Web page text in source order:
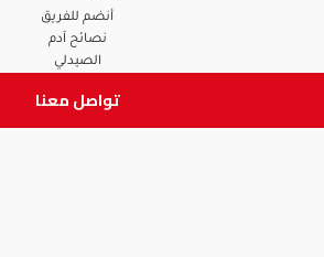
تواصل معنا
أنضم للفريق
نصائح آدم
الصيدلي